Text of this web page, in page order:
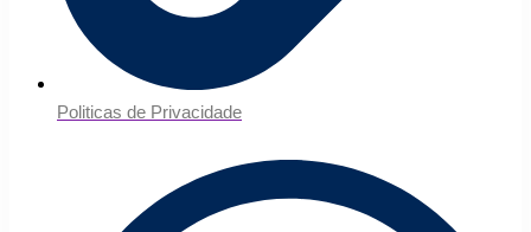
Politicas de Privacidade